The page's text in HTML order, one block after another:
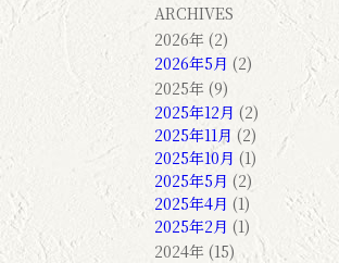
ARCHIVES
2026年 (2)
2026年5月 (2)
2025年 (9)
2025年12月 (2)
2025年11月 (2)
2025年10月 (1)
2025年5月 (2)
2025年4月 (1)
2025年2月 (1)
2024年 (15)